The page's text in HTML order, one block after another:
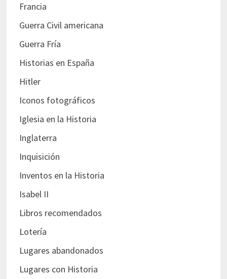
Francia
Guerra Civil americana
Guerra Fría
Historias en España
Hitler
Iconos fotográficos
Iglesia en la Historia
Inglaterra
Inquisición
Inventos en la Historia
Isabel II
Libros recomendados
Lotería
Lugares abandonados
Lugares con Historia